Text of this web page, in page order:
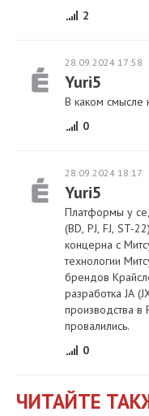
2
28.09.2024 17:58
Yuri5
В каком смысле
0
28.09.2024 18:17
Yuri5
Платформы у
(BD, PJ, FJ, ST-
концерна с
технологии
брендов
разработка JA
производства в
провалились.
0
ЧИТАЙТЕ